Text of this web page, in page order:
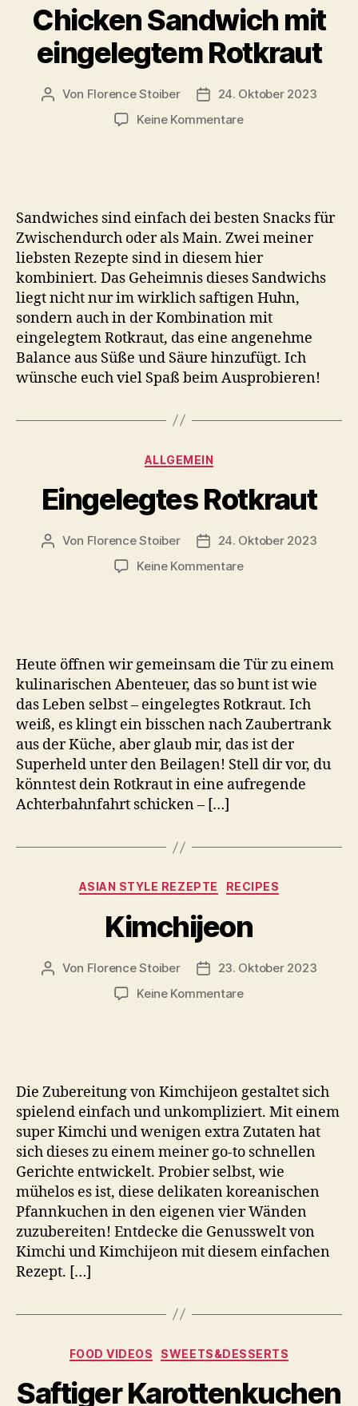
Chicken Sandwich mit
eingelegtem Rotkraut
Beitragsautor
Von Florence Stoiber Veröffentlichungsdatum
24. Oktober 2023
Keine Kommentarezu
Sandwiches sind einfach dei besten Snacks für
Zwischendurch oder als Main. Zwei meiner
liebsten Rezepte sind in diesem hier
kombiniert. Das Geheimnis dieses Sandwichs
liegt nicht nur im wirklich saftigen Huhn,
sondern auch in der Kombination mit
eingelegtem Rotkraut, das eine angenehme
Balance aus Süße und Säure hinzufügt. Ich
wünsche euch viel Spaß beim Ausprobieren!
Kategorien
ALLGEMEIN
Eingelegtes Rotkraut
Beitragsautor
Von Florence Stoiber Veröffentlichungsdatum
24. Oktober 2023
Keine Kommentarezu
Heute öffnen wir gemeinsam die Tür zu einem
kulinarischen Abenteuer, das so bunt ist wie
das Leben selbst – eingelegtes Rotkraut. Ich
weiß, es klingt ein bisschen nach Zaubertrank
aus der Küche, aber glaub mir, das ist der
Superheld unter den Beilagen! Stell dir vor, du
könntest dein Rotkraut in eine aufregende
Achterbahnfahrt schicken – […]
Kategorien
ASIAN STYLE REZEPTE RECIPES
Kimchijeon
Beitragsautor
Von Florence Stoiber Veröffentlichungsdatum
23. Oktober 2023
Keine Kommentarezu
Die Zubereitung von Kimchijeon gestaltet sich
spielend einfach und unkompliziert. Mit einem
super Kimchi und wenigen extra Zutaten hat
sich dieses zu einem meiner go-to schnellen
Gerichte entwickelt. Probier selbst, wie
mühelos es ist, diese delikaten koreanischen
Pfannkuchen in den eigenen vier Wänden
zuzubereiten! Entdecke die Genusswelt von
Kimchi und Kimchijeon mit diesem einfachen
Rezept. […]
Kategorien
FOOD VIDEOS SWEETS&DESSERTS
Saftiger Karottenkuchen